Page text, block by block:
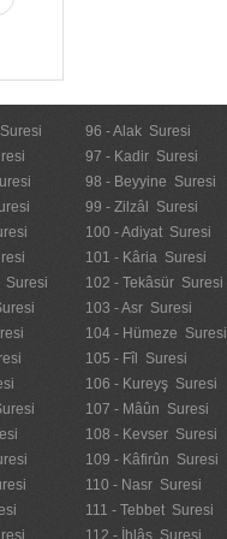
Suresi
96 - Alak Suresi
97 - Kadir Suresi
98 - Beyyine Suresi
99 - Zilzâl Suresi
100 - Adiyat Suresi
101 - Kâria Suresi
102 - Tekâsür Suresi
103 - Asr Suresi
104 - Hümeze Suresi
105 - Fîl Suresi
106 - Kureyş Suresi
107 - Mâûn Suresi
108 - Kevser Suresi
109 - Kâfirûn Suresi
110 - Nasr Suresi
111 - Tebbet Suresi
112 - İhlâs Suresi